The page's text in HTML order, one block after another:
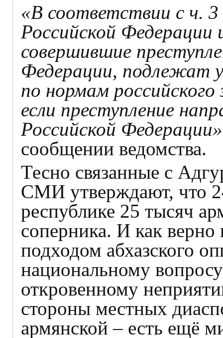
«В соответствии с ч. 3
Российской
совершившие
Федерации, подлежат
по нормам российского
если преступление
Российской
сообщении ведомства.
Тесно связанные с
СМИ утверждают, что
республике 25 тысяч
соперника. И как
подходом абхазского
национальному
откровенному
стороны местных
армянской – есть ещё